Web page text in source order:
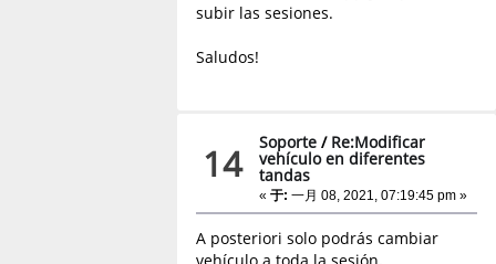
subir las sesiones.
Saludos!
14 Soporte / Re:Modificar
vehículo en diferentes
tandas
«于: 一月 08, 2021, 07:19:45 pm »
A posteriori solo podrás cambiar